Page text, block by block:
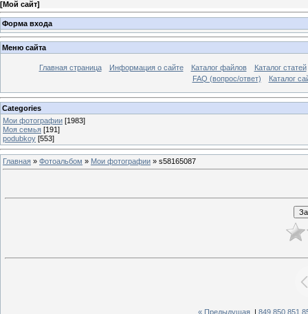
[Мой сайт]
Форма входа
Меню сайта
Главная страница Информация о сайте Каталог файлов
Каталог статей
FAQ (вопрос/ответ)
Каталог
Categories
Мои фотографии [1983]
Моя семья [191]
podubkoy [553]
Главная » Фотоальбом » Мои фотографии » s58165087
« Предыдущая 849 850 851